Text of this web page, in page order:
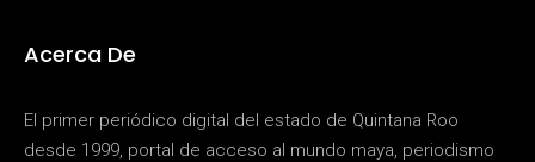
Acerca De
El primer periódico digital del estado de Quintana Roo
desde 1999, portal de acceso al mundo maya, periodismo